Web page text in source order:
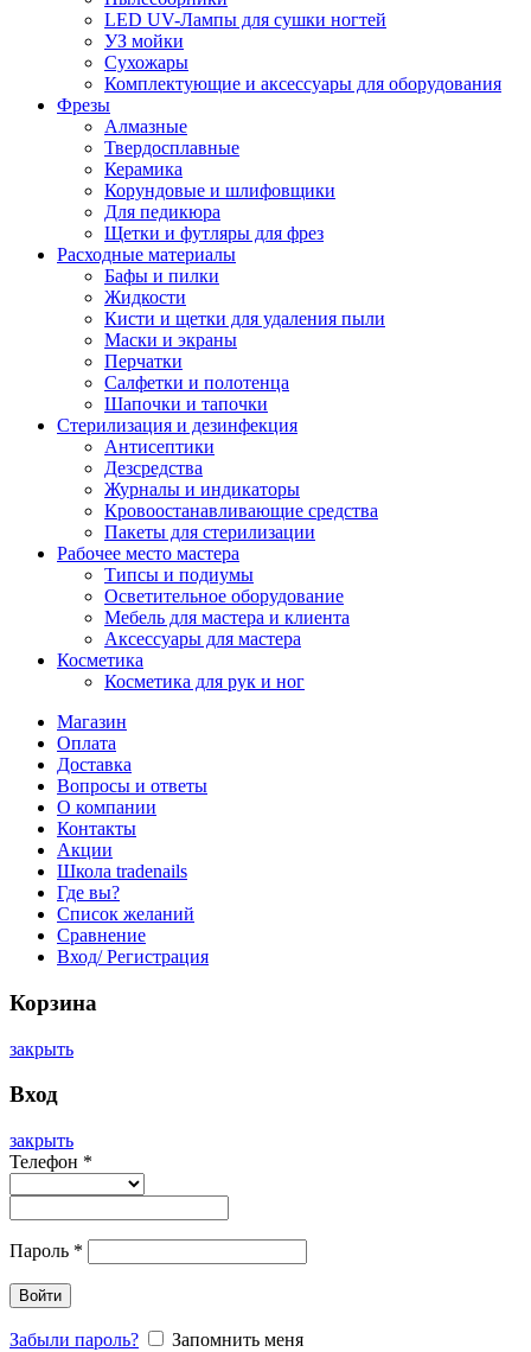
LED UV-Лампы для сушки ногтей
УЗ мойки
Сухожары
Комплектующие и аксессуары для оборудования
Фрезы
Алмазные
Твердосплавные
Керамика
Корундовые и шлифовщики
Для педикюра
Щетки и футляры для фрез
Расходные материалы
Бафы и пилки
Жидкости
Кисти и щетки для удаления пыли
Маски и экраны
Перчатки
Салфетки и полотенца
Шапочки и тапочки
Стерилизация и дезинфекция
Антисептики
Дезсредства
Журналы и индикаторы
Кровоостанавливающие средства
Пакеты для стерилизации
Рабочее место мастера
Типсы и подиумы
Осветительное оборудование
Мебель для мастера и клиента
Аксессуары для мастера
Косметика
Косметика для рук и ног
Магазин
Оплата
Доставка
Вопросы и ответы
О компании
Контакты
Акции
Школа tradenails
Где вы?
Список желаний
Сравнение
Вход/ Регистрация
Корзина
закрыть
Вход
закрыть
Телефон *
Пароль *
Войти
Забыли пароль?
Запомнить меня